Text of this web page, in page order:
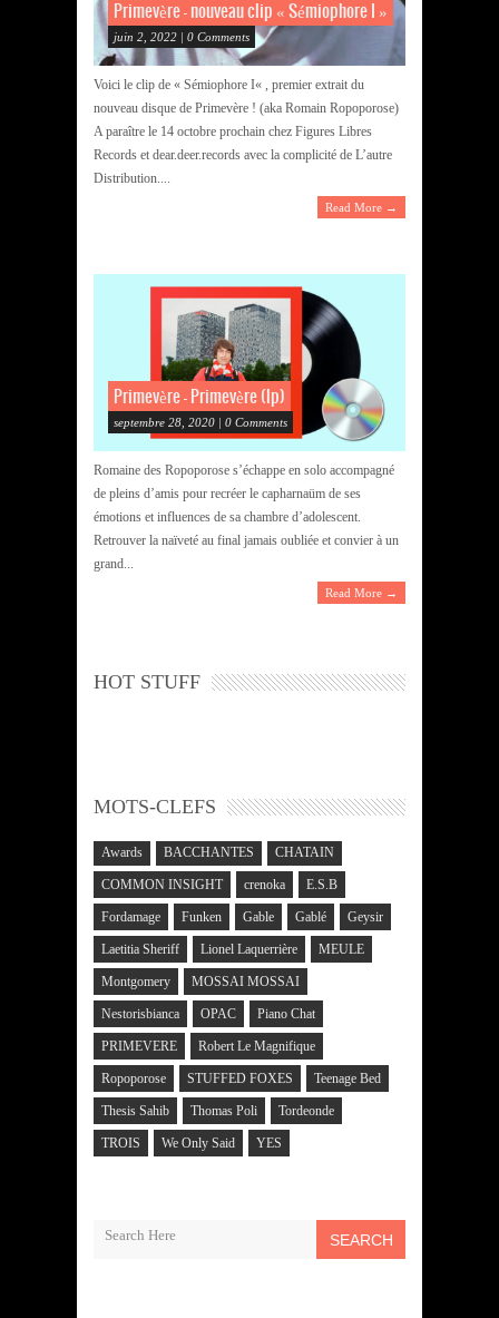
Primevère – nouveau clip « Sémiophore I »
juin 2, 2022 | 0 Comments
Voici le clip de « Sémiophore I« , premier extrait du
nouveau disque de Primevère ! (aka Romain Ropoporose)
A paraître le 14 octobre prochain chez Figures Libres
Records et dear.deer.records avec la complicité de L’autre
Distribution....
Read More →
Primevère – Primevère (lp)
septembre 28, 2020 | 0 Comments
Romaine des Ropoporose s’échappe en solo accompagné
de pleins d’amis pour recréer le capharnaüm de ses
émotions et influences de sa chambre d’adolescent.
Retrouver la naïveté au final jamais oubliée et convier à un
grand...
Read More →
HOT STUFF
MOTS-CLEFS
Awards BACCHANTES CHATAIN
COMMON INSIGHT crenoka E.S.B
Fordamage Funken Gable Gablé Geysir
Laetitia Sheriff Lionel Laquerrière MEULE
Montgomery MOSSAI MOSSAI
Nestorisbianca OPAC Piano Chat
PRIMEVERE Robert Le Magnifique
Ropoporose STUFFED FOXES Teenage Bed
Thesis Sahib Thomas Poli Tordeonde
TROIS We Only Said YES
SEARCH